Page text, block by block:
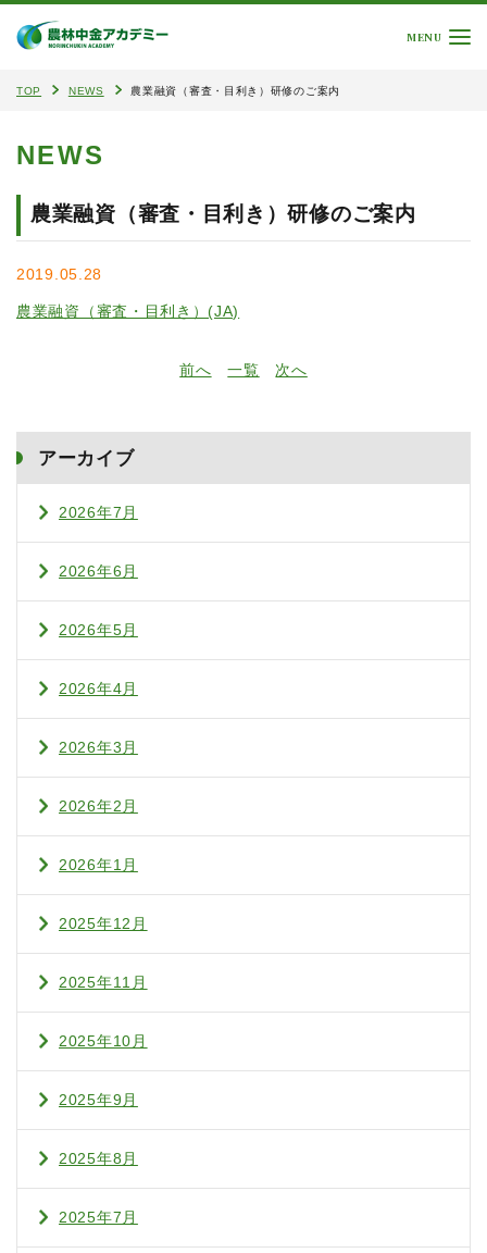
MENU
TOP NEWS 農業融資（審査・目利き）研修のご案内
NEWS
農業融資（審査・目利き）研修のご案内
2019.05.28
農業融資（審査・目利き）(JA)
前へ 一覧 次へ
アーカイブ
2026年7月
2026年6月
2026年5月
2026年4月
2026年3月
2026年2月
2026年1月
2025年12月
2025年11月
2025年10月
2025年9月
2025年8月
2025年7月